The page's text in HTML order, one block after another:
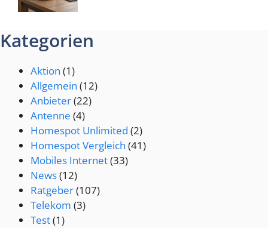
Kategorien
Aktion (1)
Allgemein (12)
Anbieter(22)
Antenne (4)
Homespot Unlimited (2)
Homespot Vergleich (41)
Mobiles Internet(33)
News(12)
Ratgeber(107)
Telekom (3)
Test(1)